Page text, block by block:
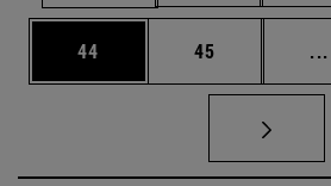
Página
44 Página
45 ...